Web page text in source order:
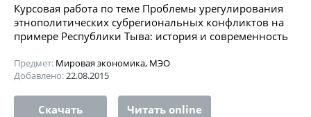
Курсовая работа по теме Проблемы урегулирования
этнополитических субрегиональных конфликтов на
примере Республики Тыва: история и современность
Предмет: Мировая экономика, МЭО
Добавлено:22.08.2015
Скачать Читать online